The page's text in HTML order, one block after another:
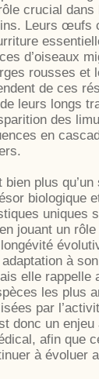
crucial dans
Leurs œufs
d’oiseaux
rousses et
de ces
leurs longs
des
en
plus qu’un
biologique
uniques
jouant un
à son
elle rappelle
les plus
par
donc un enjeu
afin que
à évoluer